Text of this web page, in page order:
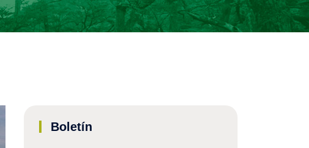
Boletín